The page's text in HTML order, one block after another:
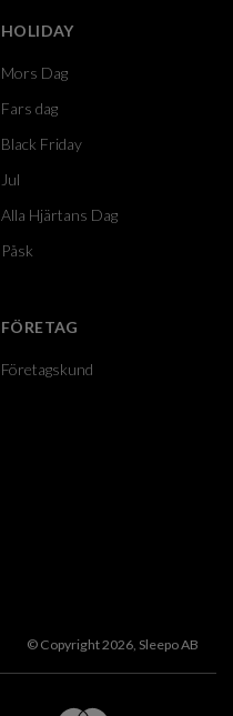
HOLIDAY
Mors Dag
Fars dag
Black Friday
Jul
Alla Hjärtans Dag
Påsk
FÖRETAG
Företagskund
© Copyright 2026, Sleepo AB